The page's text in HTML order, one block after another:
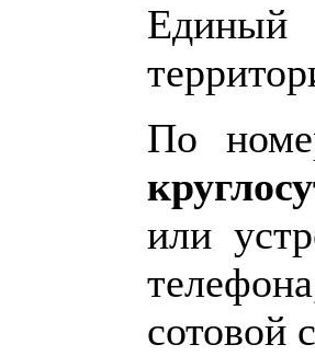
Единый
По
или
сотовой